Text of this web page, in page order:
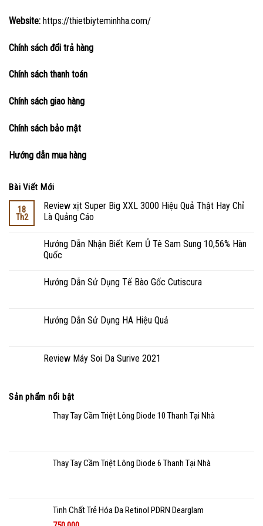
Website: https://thietbiyteminhha.com/
Chính sách đổi trả hàng
Chính sách thanh toán
Chính sách giao hàng
Chính sách bảo mật
Hướng dẫn mua hàng
Bài Viết Mới
18
Th2
Review xịt Super Big XXL 3000 Hiệu Quả Thật Hay Chỉ
Là Quảng Cáo
Hướng Dẫn Nhận Biết Kem Ủ Tê Sam Sung 10,56% Hàn
Quốc
Hướng Dẫn Sử Dụng Tế Bào Gốc Cutiscura
Hướng Dẫn Sử Dụng HA Hiệu Quả
Review Máy Soi Da Surive 2021
Sản phẩm nổi bật
Thay Tay Cầm Triệt Lông Diode 10 Thanh Tại Nhà
Thay Tay Cầm Triệt Lông Diode 6 Thanh Tại Nhà
Tinh Chất Trẻ Hóa Da Retinol PDRN Dearglam